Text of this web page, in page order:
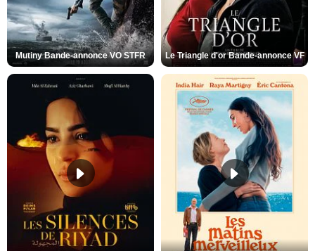
Mutiny Bande-annonce VO STFR Le Triangle d'or Bande-annonce VF